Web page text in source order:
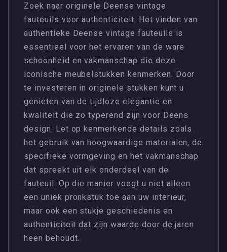
Zoek naar originele Deense vintage
fauteuils voor authenticiteit. Het vinden van
authentieke Deense vintage fauteuils is
essentieel voor het ervaren van de ware
schoonheid en vakmanschap die deze
iconische meubelstukken kenmerken. Door
te investeren in originele stukken kunt u
genieten van de tijdloze elegantie en
kwaliteit die zo typerend zijn voor Deens
design. Let op kenmerkende details zoals
het gebruik van hoogwaardige materialen, de
specifieke vormgeving en het vakmanschap
dat spreekt uit elk onderdeel van de
fauteuil. Op die manier voegt u niet alleen
een uniek pronkstuk toe aan uw interieur,
maar ook een stukje geschiedenis en
authenticiteit dat zijn waarde door de jaren
heen behoudt.